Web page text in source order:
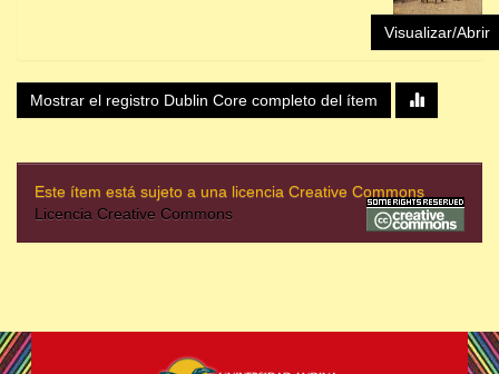
Visualizar/Abrir
Mostrar el registro Dublin Core completo del ítem
Este ítem está sujeto a una licencia Creative Commons
Licencia Creative Commons